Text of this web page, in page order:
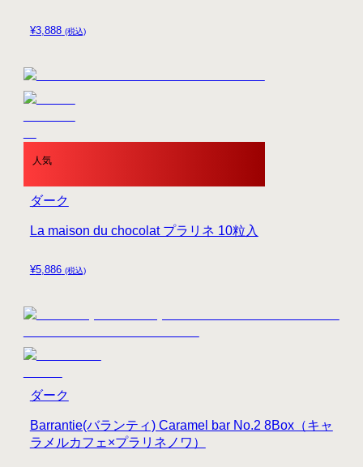
¥3,888 (税込)
人気
¥5,886 (税込)
La maison du chocolat プラリネ 10粒入
ダーク
Barrantie(バランティ) Caramel bar No.2 8Box（キャ
ラメルカフェ×プラリネノワ）
ダーク